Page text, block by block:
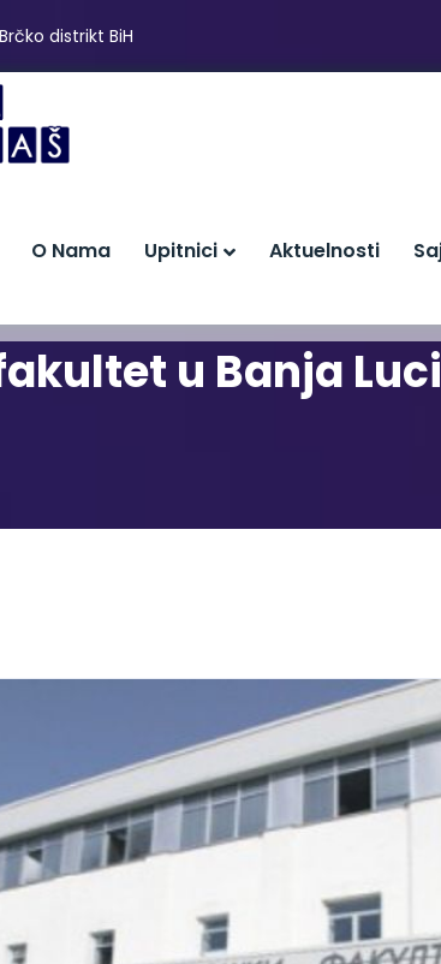
distrikt BiH
O Nama Upitnici Aktuelnosti
u Banja Luci